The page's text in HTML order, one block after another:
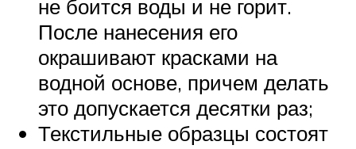
не боится воды и не горит.
После нанесения его
окрашивают красками на
водной основе, причем делать
это допускается десятки раз;
Текстильные образцы состоят